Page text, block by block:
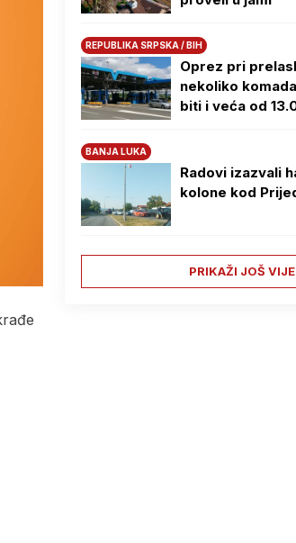
REPUBLIKA SRPSKA / BIH
Oprez pri
nekoliko
biti i veća od
BANJA LUKA
Radovi izazvali
kolone kod
PRIKAŽI JOŠ